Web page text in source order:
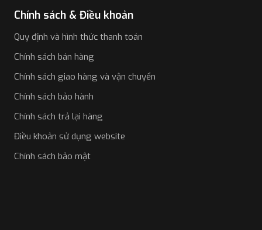
Chính sách & Điều khoản
Quy định và hình thức thanh toán
Chính sách bán hàng
Chính sách giao hàng và vận chuyển
Chính sách bảo hành
Chính sách trả lại hàng
Điều khoản sử dụng website
Chính sách bảo mật